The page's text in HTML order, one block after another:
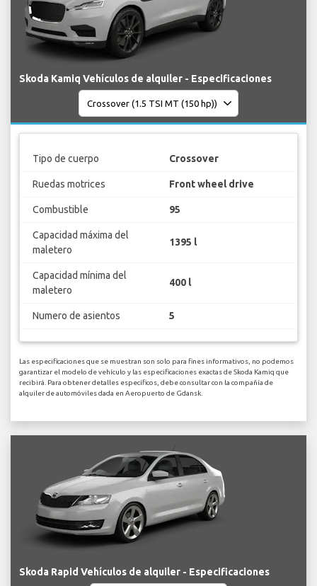
Skoda Kamiq Vehículos de alquiler - Especificaciones
Tipo de cuerpo Crossover
Ruedas motrices Front wheel drive
Combustible 95
Capacidad máxima del
maletero
1395 l
Capacidad mínima del
maletero
400 l
Numero de asientos 5
Las especificaciones que se muestran son solo para fines informativos, no podemos
garantizar el modelo de vehículo y las especificaciones exactas de Skoda Kamiq que
recibirá. Para obtener detalles específicos, debe consultar con la compañía de
alquiler de automóviles dada en Aeropuerto de Gdansk.
Skoda Rapid Vehículos de alquiler - Especificaciones